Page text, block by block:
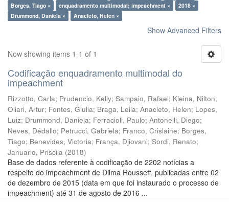
Borges, Tiago ×
enquadramento multimodal; impeachment ×
2018 ×
Drummond, Daniela ×
Anacleto, Helen ×
Show Advanced Filters
Now showing items 1-1 of 1
Codificação enquadramento multimodal do
impeachment
Rizzotto, Carla; Prudencio, Kelly; Sampaio, Rafael; Kleina, Nilton;
Oliari, Artur; Fontes, Giulia; Braga, Leila; Anacleto, Helen; Lopes,
Luiz; Drummond, Daniela; Ferracioli, Paulo; Antonelli, Diego;
Neves, Dédallo; Petrucci, Gabriela; Franco, Crislaine; Borges,
Tiago; Benevides, Victoria; França, Djiovani; Sordi, Renato;
Januario, Priscila (2018)
Base de dados referente à codificação de 2202 notícias a
respeito do impeachment de Dilma Rousseff, publicadas entre 02
de dezembro de 2015 (data em que foi instaurado o processo de
impeachment) até 31 de agosto de 2016 ...